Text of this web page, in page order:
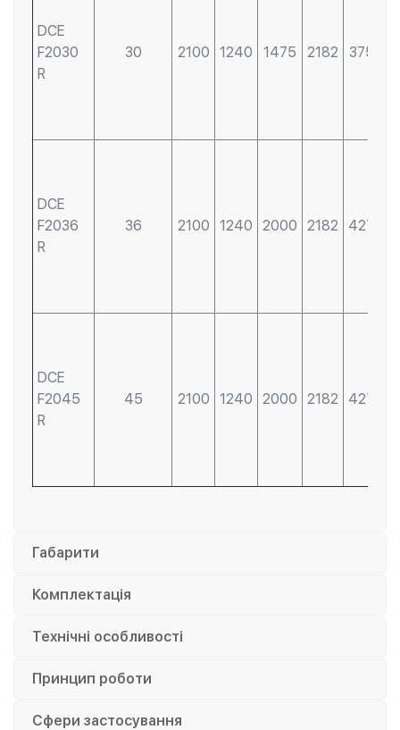
DCE
F2030
R
30 2100 1240 1475 2182 3750
DCE
F2036
R
36 2100 1240 2000 2182 4275
DCE
F2045
R
45 2100 1240 2000 2182 4275
Габарити
Комплектація
Технічні особливості
Принцип роботи
Сфери застосування